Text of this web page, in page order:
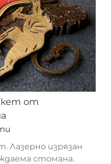
от
Лазерно изрязан
стомана.